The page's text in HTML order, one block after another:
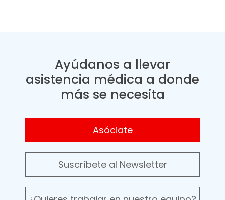
Ayúdanos a llevar
asistencia médica a donde
más se necesita
Asóciate
Suscríbete al Newsletter